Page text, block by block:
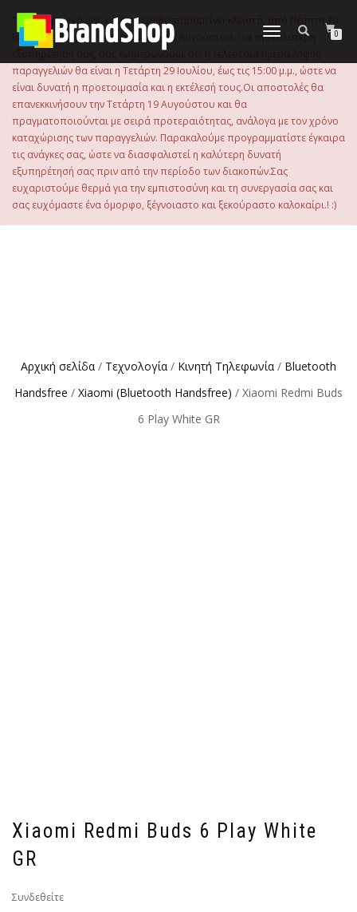
περιεχόμενο
Εναλλαγή
0
Το ηλεκτρονικό μας κατάστημα θα παραμείνει κλειστό, από Πέμπτη 30
Ιουλίου 2026 μέχρι και την Τρίτη 18 Αυγούστου. Για την καλύτερη
εξυπηρέτησή σας, σας ενημερώνουμε ότι η τελευταία ημέρα λήψης
παραγγελιών θα είναι η Τετάρτη 29 Ιουλίου, έως τις 15:00 μ.μ., ώστε να
είναι δυνατή η προετοιμασία και η εκτέλεσή τους.Οι αποστολές θα
επανεκκινήσουν την Τετάρτη 19 Αυγούστου και θα
πραγματοποιούνται με σειρά προτεραιότητας, ανάλογα με τον χρόνο
καταχώρισης των παραγγελιών. Παρακαλούμε προγραμματίστε έγκαιρα
τις ανάγκες σας, ώστε να διασφαλιστεί η καλύτερη δυνατή
εξυπηρέτησή σας πριν από την περίοδο των διακοπών.Σας
ευχαριστούμε θερμά για την εμπιστοσύνη και τη συνεργασία σας και
σας ευχόμαστε ένα όμορφο, ξέγνοιαστο και ξεκούραστο καλοκαίρι.! :)
Αρχική σελίδα / Τεχνολογία / Κινητή Τηλεφωνία / Bluetooth
Handsfree / Xiaomi (Bluetooth Handsfree) / Xiaomi Redmi Buds
6 Play White GR
Xiaomi Redmi Buds 6 Play White
GR
Συνδεθείτε